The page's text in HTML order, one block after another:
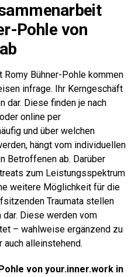
Pohle von
Bühner-Pohle kommen
infrage. Ihr Kerngeschäft
dar. Diese finden je nach
online per
und über welchen
hängt vom individuellen
Betroffenen ab. Darüber
zum Leistungsspektrum
weitere Möglichkeit für die
Traumata stellen
Diese werden vom
– wahlweise ergänzend zu
auch alleinstehend.
von your.inner.work in